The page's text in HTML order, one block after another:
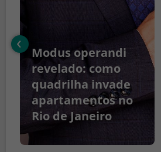
Modus operandi
revelado: como
quadrilha invade
apartamentos no
Rio de Janeiro
‹